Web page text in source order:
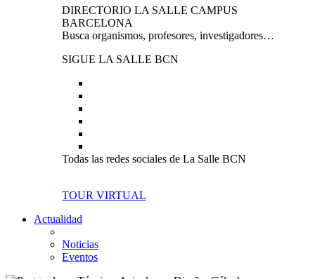
DIRECTORIO LA SALLE CAMPUS
BARCELONA
Busca organismos, profesores, investigadores…
SIGUE LA SALLE BCN
Todas las redes sociales de La Salle BCN
TOUR VIRTUAL
Actualidad
Noticias
Eventos